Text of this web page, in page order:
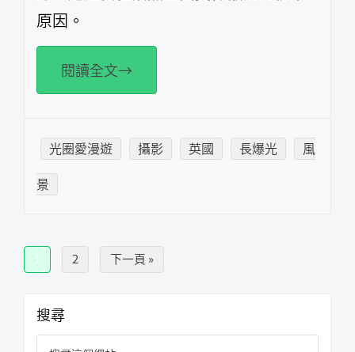
原因。
閱讀全文→
光圈愛漫遊 攝影 英國 長爆光
風
景
頁
面
1 頁
面
2 到
下一頁 »
主
要
搜尋